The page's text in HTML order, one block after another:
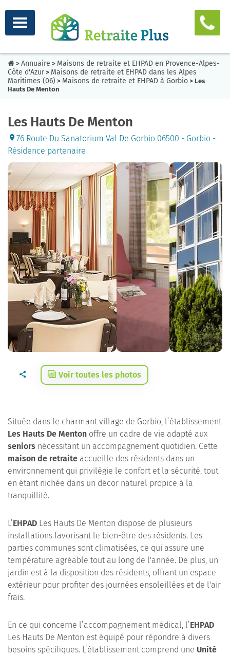
> Annuaire > Maisons de retraite et EHPAD en Provence-Alpes-
Côte d'Azur> Maisons de retraite et EHPAD dans les Alpes
Maritimes (06) > Maisons de retraite et EHPAD à Gorbio > Les
Hauts De Menton
Les Hauts De Menton
76 Route Du Sanatorium Val De Gorbio 06500 - Gorbio -
Résidence partenaire
Voir toutes les photos
Située dans le charmant village de Gorbio, l’établissement
Les Hauts De Menton offre un cadre de vie adapté aux
seniors nécessitant un accompagnement quotidien. Cette
maison de retraite accueille des résidents dans un
environnement qui privilégie le confort et la sécurité, tout
en étant nichée dans un décor naturel propice à la
tranquillité.
L’EHPAD Les Hauts De Menton dispose de plusieurs
installations favorisant le bien-être des résidents. Les
parties communes sont climatisées, ce qui assure une
température agréable tout au long de l'année. De plus, un
jardin est à la disposition des résidents, offrant un espace
extérieur pour profiter des journées ensoleillées et de l'air
frais.
En ce qui concerne l’accompagnement médical, l’EHPAD
Les Hauts De Menton est équipé pour répondre à divers
besoins spécifiques. L’établissement comprend une Unité